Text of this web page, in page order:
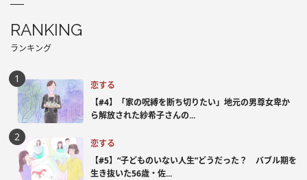
RANKING
ランキング
恋する
【#4】「家の呪縛を断ち切りたい」地元の男尊女卑か
ら解放された紗希子さんの...
恋する
【#5】“子どものいない人生”どうだった？ バブル期を
生き抜いた56歳・佐...